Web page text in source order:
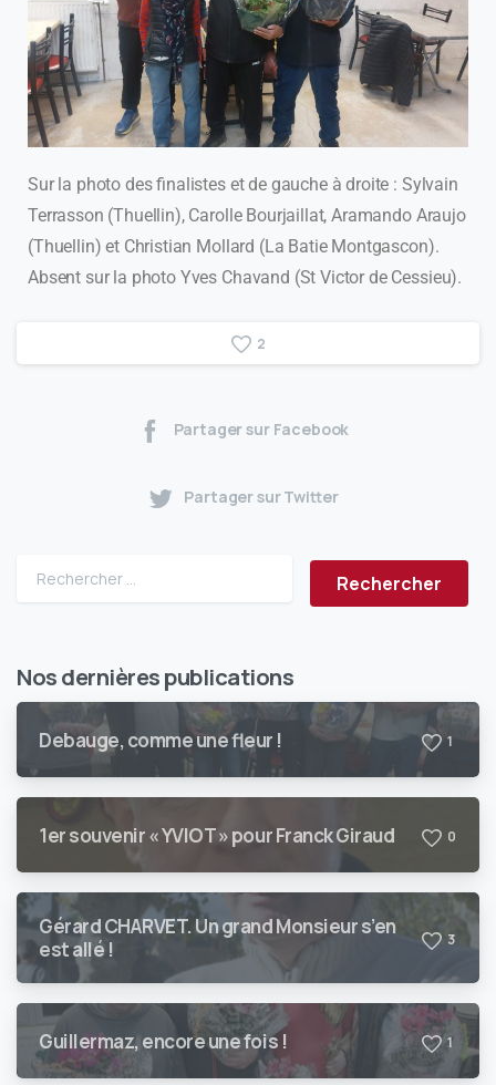
Sur la photo des finalistes et de gauche à droite : Sylvain
Terrasson (Thuellin), Carolle Bourjaillat, Aramando Araujo
(Thuellin) et Christian Mollard (La Batie Montgascon).
Absent sur la photo Yves Chavand (St Victor de Cessieu).
2
Partager sur Facebook
Partager sur Twitter
Nos dernières publications
Debauge, comme une fleur ! 1
1er souvenir « YVIOT » pour Franck Giraud 0
Gérard CHARVET. Un grand Monsieur s’en
est allé !
3
Guillermaz, encore une fois ! 1